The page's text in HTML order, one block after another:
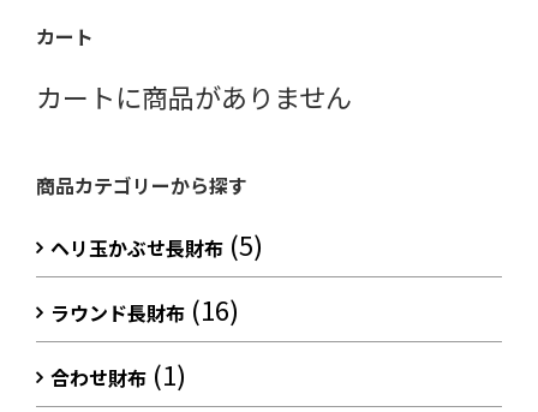
カート
カートに商品がありません
商品カテゴリーから探す
ヘリ玉かぶせ長財布 (5)
ラウンド長財布 (16)
合わせ財布 (1)